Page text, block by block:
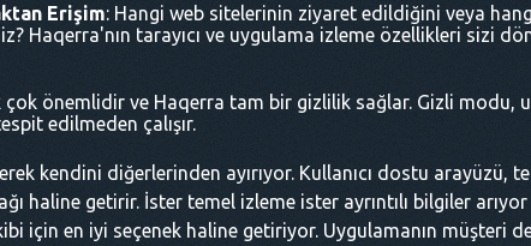
Erişim: Hangi web sitelerinin ziyaret edildiğini veya
Haqerra'nın tarayıcı ve uygulama izleme özellikleri sizi
çok önemlidir ve Haqerra tam bir gizlilik sağlar. Gizli modu,
edilmeden çalışır.
kendini diğerlerinden ayırıyor. Kullanıcı dostu arayüzü,
haline getirir. İster temel izleme ister ayrıntılı bilgiler
için en iyi seçenek haline getiriyor. Uygulamanın müşteri